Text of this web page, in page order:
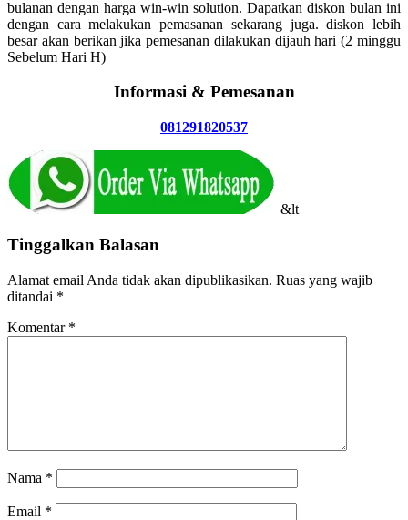
bulanan dengan harga win-win solution. Dapatkan diskon bulan ini
dengan cara melakukan pemasanan sekarang juga. diskon lebih
besar akan berikan jika pemesanan dilakukan dijauh hari (2 minggu
Sebelum Hari H)
Informasi & Pemesanan
081291820537
&lt
Tinggalkan Balasan
Alamat email Anda tidak akan dipublikasikan. Ruas yang wajib
ditandai *
Komentar *
Nama *
Email *